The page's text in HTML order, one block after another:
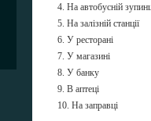
4. На автобусній
5. На залізній станції
6. У ресторані
7. У магазині
8. У банку
9. В аптеці
10. На заправці